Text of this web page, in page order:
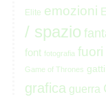
Elite emozioni
/ spazio
font fotografia
Game of Thrones gatti
grafica guerra